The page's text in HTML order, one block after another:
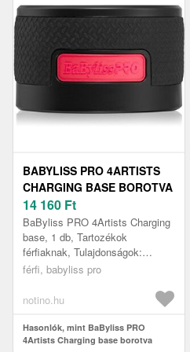
BABYLISS PRO 4ARTISTS
CHARGING BASE BOROTVA
TÖLTŐÁLLVÁNY 1 DB
14 160 Ft
BaByliss PRO 4Artists Charging
base, 1 db, Tartozékok
férfiaknak, Tulajdonságok:
otthoni használatra Használata:
sz...
férfi, babyliss pro
notino.hu
Hasonlók, mint BaByliss PRO
4Artists Charging base borotva